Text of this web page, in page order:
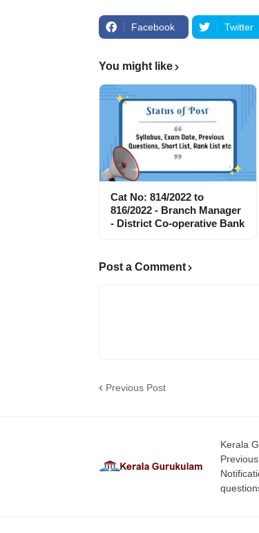
Facebook Twitter
You might like
Cat No: 814/2022 to
816/2022 - Branch Manager
- District Co-operative Bank
Post a Comment
Previous Post
Kerala